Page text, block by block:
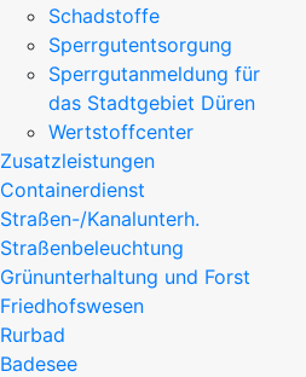
Schadstoffe
Sperrgutentsorgung
Sperrgutanmeldung für
das Stadtgebiet Düren
Wertstoffcenter
Zusatzleistungen
Containerdienst
Straßen-/Kanalunterh.
Straßenbeleuchtung
Grünunterhaltung und Forst
Friedhofswesen
Rurbad
Badesee